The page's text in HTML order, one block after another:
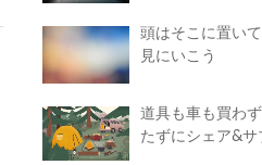
頭はそこに置い
見にいこう
道具も車も買わ
たずにシェア&